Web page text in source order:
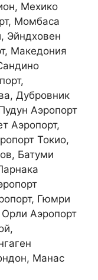
Мехико
Момбаса
Эйндховен
Македония
Дубровник
Аэропорт
Аэропорт,
Токио,
Батуми
Гюмри
Аэропорт
Манас